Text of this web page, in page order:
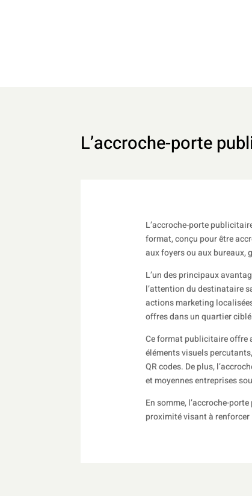
L’accroche-porte
L’accroche-porte
format, conçu pour être
aux foyers ou aux
L’un des principaux
l’attention du destinataire
actions marketing
offres dans un quartier
Ce format publicitaire offre
éléments visuels
QR codes. De plus,
et moyennes entreprises
En somme, l’accroche-
proximité visant à